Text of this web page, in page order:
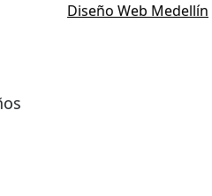
Diseño Web Medellín